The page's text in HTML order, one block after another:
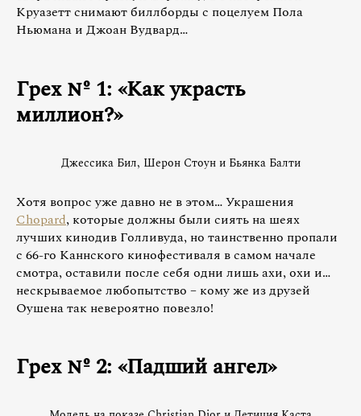
Круазетт снимают биллборды с поцелуем Пола
Ньюмана и Джоан Вудвард…
Грех № 1: «Как украсть
миллион?»
Джессика Бил, Шерон Стоун и Бьянка Балти
Хотя вопрос уже давно не в этом… Украшения
Chopard, которые должны были сиять на шеях
лучших кинодив Голливуда, но таинственно пропали
с 66-го Каннского кинофестиваля в самом начале
смотра, оставили после себя одни лишь ахи, охи и…
нескрываемое любопытство – кому же из друзей
Оушена так невероятно повезло!
Грех № 2: «Падший ангел»